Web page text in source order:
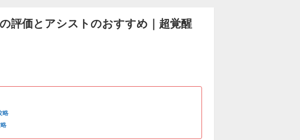
評価とアシストのおすすめ｜超覚醒
略